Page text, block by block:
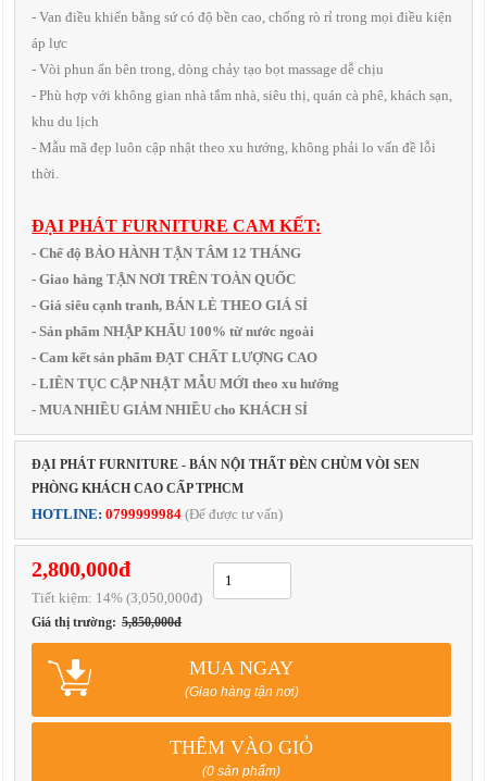
- Van điều khiển bằng sứ có độ bền cao, chống rò rỉ trong mọi điều kiện
áp lực
- Vòi phun ẩn bên trong, dòng chảy tạo bọt massage dễ chịu
- Phù hợp với không gian nhà tắm nhà, siêu thị, quán cà phê, khách sạn,
khu du lịch
- Mẫu mã đẹp luôn cập nhật theo xu hướng, không phải lo vấn đề lỗi
thời.
ĐẠI PHÁT FURNITURE CAM KẾT:
- Chế độ BẢO HÀNH TẬN TÂM 12 THÁNG
- Giao hàng TẬN NƠI TRÊN TOÀN QUỐC
- Giá siêu cạnh tranh, BÁN LẺ THEO GIÁ SỈ
- Sản phẩm NHẬP KHẨU 100% từ nước ngoài
- Cam kết sản phẩm ĐẠT CHẤT LƯỢNG CAO
- LIÊN TỤC CẬP NHẬT MẪU MỚI theo xu hướng
- MUA NHIỀU GIẢM NHIỀU cho KHÁCH SỈ
ĐẠI PHÁT FURNITURE - BÁN NỘI THẤT ĐÈN CHÙM VÒI SEN
PHÒNG KHÁCH CAO CẤP TPHCM
HOTLINE:0799999984 (Để được tư vấn)
2,800,000đ
Tiết kiệm: 14% (3,050,000đ)
Giá thị trường: 5,850,000đ
MUA NGAY
(Giao hàng tận nơi)
THÊM VÀO GIỎ
(0 sản phẩm)